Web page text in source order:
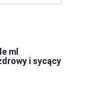
ml
i sycący